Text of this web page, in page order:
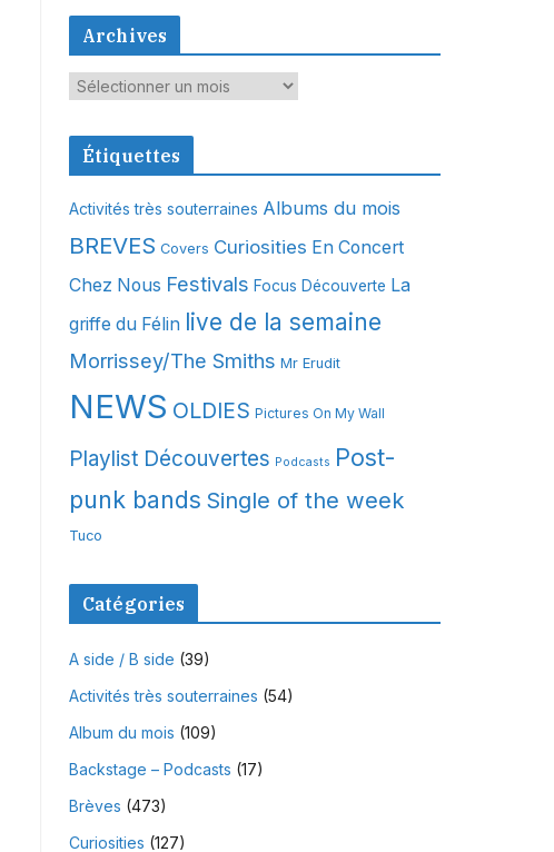
Archives
A
c
e
s
Étiquettes
Activités très souterraines Albums du mois
BREVES Covers Curiosities En Concert
Chez Nous Festivals Focus Découverte La
griffe du Félin live de la semaine
Morrissey/The Smiths Mr Erudit
NEWS OLDIES Pictures On My Wall
Playlist Découvertes Podcasts Post-
punk bands Single of the week
Tuco
Catégories
A side / B side (39)
Activités très souterraines (54)
Album du mois (109)
Backstage – Podcasts (17)
Brèves (473)
Curiosities (127)